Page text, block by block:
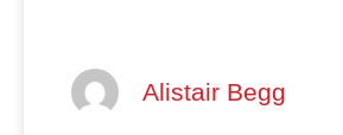
Alistair Begg